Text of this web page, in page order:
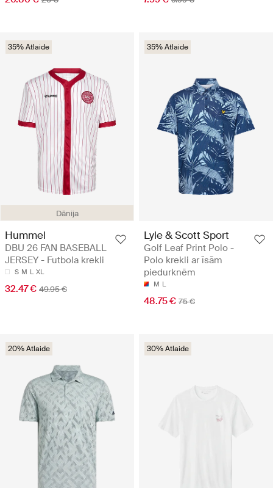
Dānija
35% Atlaide
Hummel
DBU 26 FAN BASEBALL
JERSEY - Futbola krekli
S M L XL
32.47 € 49.95 €
35% Atlaide
Lyle & Scott Sport
Golf Leaf Print Polo -
Polo krekli ar īsām
piedurknēm
M L
48.75 € 75 €
20% Atlaide 30% Atlaide